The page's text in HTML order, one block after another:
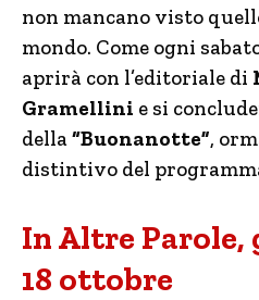
non mancano visto
mondo. Come ogni
aprirà con l’editoriale di
Gramellini e si
della“Buonanotte”,
distintivo del
In Altre
18 ottobre